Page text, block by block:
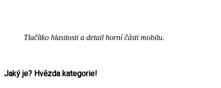
Tlačítko hlasitosti a detail horní části mobilu.
Jaký je? Hvězda kategorie!